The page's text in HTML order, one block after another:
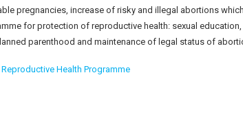
pregnancies, increase of risky and illegal abortions
for protection of reproductive health: sexual
parenthood and maintenance of legal status of
Health Programme